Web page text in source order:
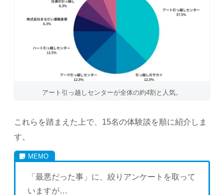
アート引っ越しセンターが全体の約4割と人気。
これらを踏まえた上で、15名の体験談を順に紹介しま
す。
「最悪だった事」に、絞りアンケートを取って
いますが…